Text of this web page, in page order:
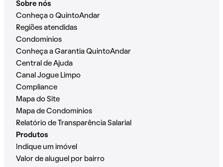
Sobre nós
Conheça o QuintoAndar
Regiões atendidas
Condomínios
Conheça a Garantia QuintoAndar
Central de Ajuda
Canal Jogue Limpo
Compliance
Mapa do Site
Mapa de Condomínios
Relatório de Transparência Salarial
Produtos
Indique um imóvel
Valor de aluguel por bairro